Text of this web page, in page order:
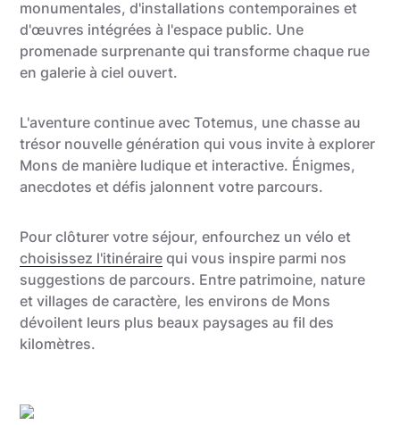
monumentales, d'installations contemporaines et
d'œuvres intégrées à l'espace public. Une
promenade surprenante qui transforme chaque rue
en galerie à ciel ouvert.
L'aventure continue avec Totemus, une chasse au
trésor nouvelle génération qui vous invite à explorer
Mons de manière ludique et interactive. Énigmes,
anecdotes et défis jalonnent votre parcours.
Pour clôturer votre séjour, enfourchez un vélo et
choisissez l'itinéraire qui vous inspire parmi nos
suggestions de parcours. Entre patrimoine, nature
et villages de caractère, les environs de Mons
dévoilent leurs plus beaux paysages au fil des
kilomètres.